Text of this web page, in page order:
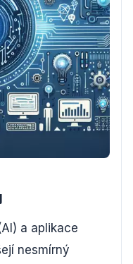
a aplikace
nesmírný